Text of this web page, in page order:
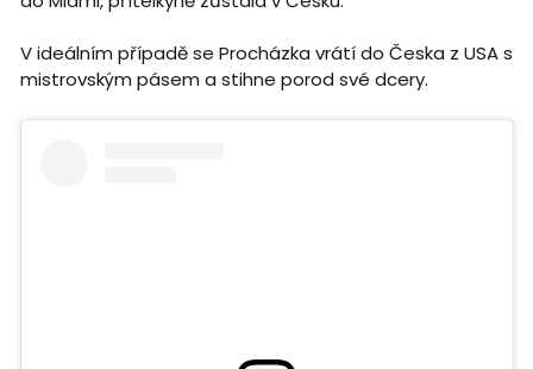
V ideálním případě se Procházka vrátí do Česka z USA s
mistrovským pásem a stihne porod své dcery.